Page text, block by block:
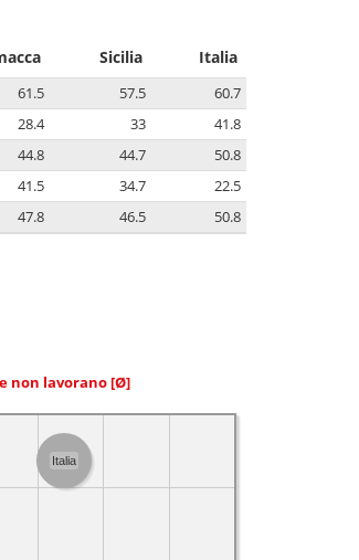
Sicilia Italia
61.5 57.5
60.7
28.4 33
41.8
44.8 44.7
50.8
41.5 34.7
22.5
47.8 46.5 50.8
non lavorano [Ø]
Italia